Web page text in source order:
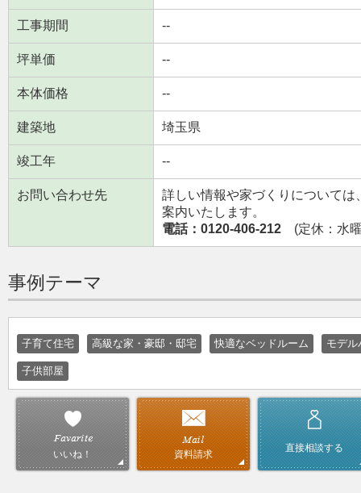
工事期間 --
坪単価 --
本体価格 --
建築地 埼玉県
竣工年 --
お問い合わせ先
詳しい情報や家づくりについて
案内いたします。
電話：0120-406-212 (定休：水
事例テーマ
子育て住宅 高級な家・豪邸・邸宅 快適なベッドルーム モデル
子供部屋
いいね！ 資料請求
直接相談する